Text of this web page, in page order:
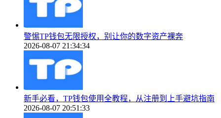
警惕TP钱包无限授权，别让你的数字资产裸奔
2026-08-07 21:34:34
新手必看，TP钱包使用全教程，从注册到上手避坑指南
2026-08-07 20:51:33